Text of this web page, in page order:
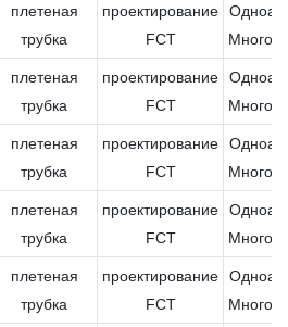
плетеная
трубка
проектирование
FCT
плетеная
трубка
проектирование
FCT
плетеная
трубка
проектирование
FCT
плетеная
трубка
проектирование
FCT
плетеная
трубка
проектирование
FCT